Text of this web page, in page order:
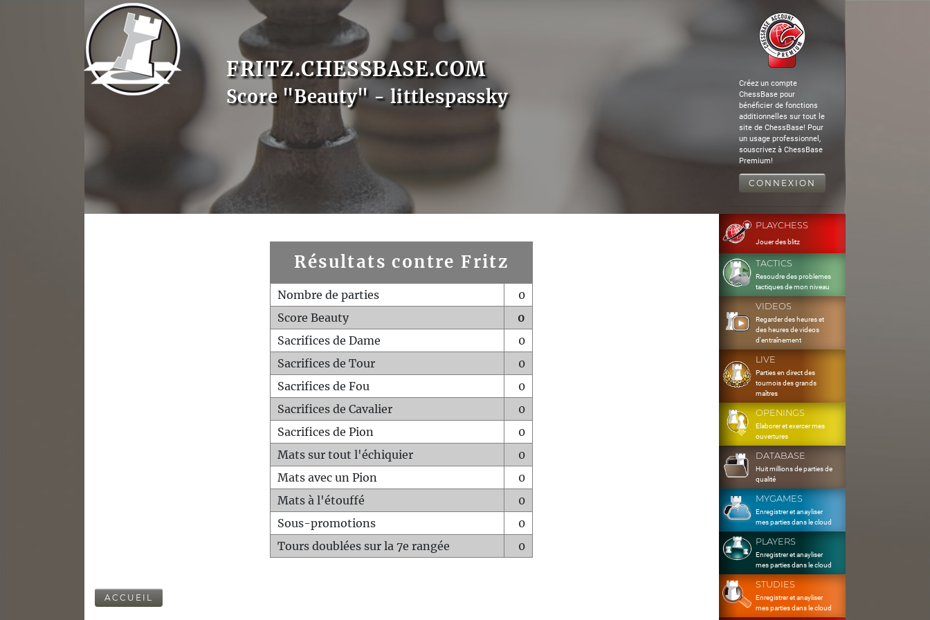
FRITZ.CHESSBASE.COM
Score "Beauty" - littlespassky
Créez un compte
ChessBase pour
bénéficier de fonctions
additionnelles sur tout le
site de ChessBase! Pour
un usage professionnel,
souscrivez à ChessBase
Premium!
CONNEXION
Résultats contre Fritz
Nombre de parties
0
Score Beauty
0
Sacrifices de Dame
0
Sacrifices de Tour
0
Sacrifices de Fou
0
Sacrifices de Cavalier
0
Sacrifices de Pion
0
Mats sur tout l'échiquier
0
Mats avec un Pion
0
Mats à l'étouffé
0
Sous-promotions
0
Tours doublées sur la 7e rangée
0
ACCUEIL
PLAYCHESS
Jouer des blitz
TACTICS
Resoudre des problemes
tactiques de mon niveau
VIDEOS
Regarder des heures et
des heures de videos
d'entraînement
LIVE
Parties en direct des
tournois des grands
maîtres
OPENINGS
Elaborer et exercer mes
ouvertures
DATABASE
Huit millions de parties de
qualité
MYGAMES
Enregistrer et anayliser
mes parties dans le cloud
PLAYERS
Enregistrer et anayliser
mes parties dans le cloud
STUDIES
Enregistrer et anayliser
mes parties dans le cloud